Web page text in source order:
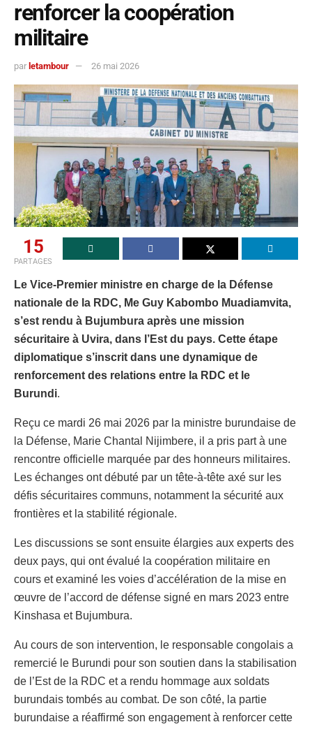
renforcer la coopération
militaire
par letambour 26 mai 2026
15
PARTAGES
Le Vice-Premier ministre en charge de la Défense
nationale de la RDC, Me Guy Kabombo Muadiamvita,
s’est rendu à Bujumbura après une mission
sécuritaire à Uvira, dans l’Est du pays. Cette étape
diplomatique s’inscrit dans une dynamique de
renforcement des relations entre la RDC et le
Burundi.
Reçu ce mardi 26 mai 2026 par la ministre burundaise de
la Défense, Marie Chantal Nijimbere, il a pris part à une
rencontre officielle marquée par des honneurs militaires.
Les échanges ont débuté par un tête-à-tête axé sur les
défis sécuritaires communs, notamment la sécurité aux
frontières et la stabilité régionale.
Les discussions se sont ensuite élargies aux experts des
deux pays, qui ont évalué la coopération militaire en
cours et examiné les voies d’accélération de la mise en
œuvre de l’accord de défense signé en mars 2023 entre
Kinshasa et Bujumbura.
Au cours de son intervention, le responsable congolais a
remercié le Burundi pour son soutien dans la stabilisation
de l’Est de la RDC et a rendu hommage aux soldats
burundais tombés au combat. De son côté, la partie
burundaise a réaffirmé son engagement à renforcer cette